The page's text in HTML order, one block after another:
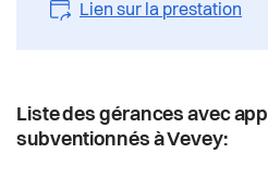
Lien sur la prestation
Liste des gérances avec
subventionnés à Vevey: